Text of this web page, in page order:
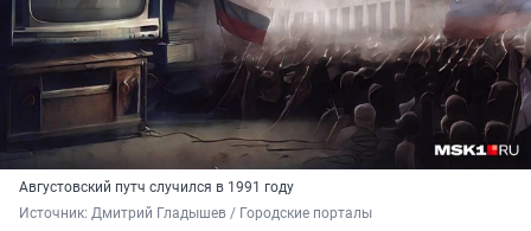
Августовский путч случился в 1991 году
Источник: Дмитрий Гладышев / Городские порталы